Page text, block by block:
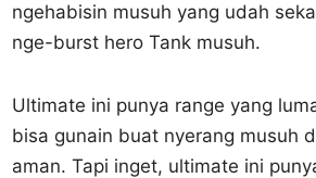
ngehabisin musuh yang udah
nge-burst hero Tank musuh.
Ultimate ini punya range yang
bisa gunain buat nyerang musuh
aman. Tapi inget, ultimate ini